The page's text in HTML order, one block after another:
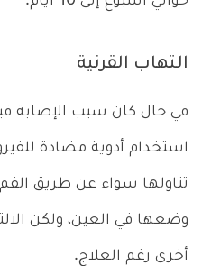
التهاب القرنية
في حال كان سبب الإصابة
استخدام أدوية مضادة
تناولها سواء عن طريق
وضعها في العين، ولكن
أخرى رغم العلاج.